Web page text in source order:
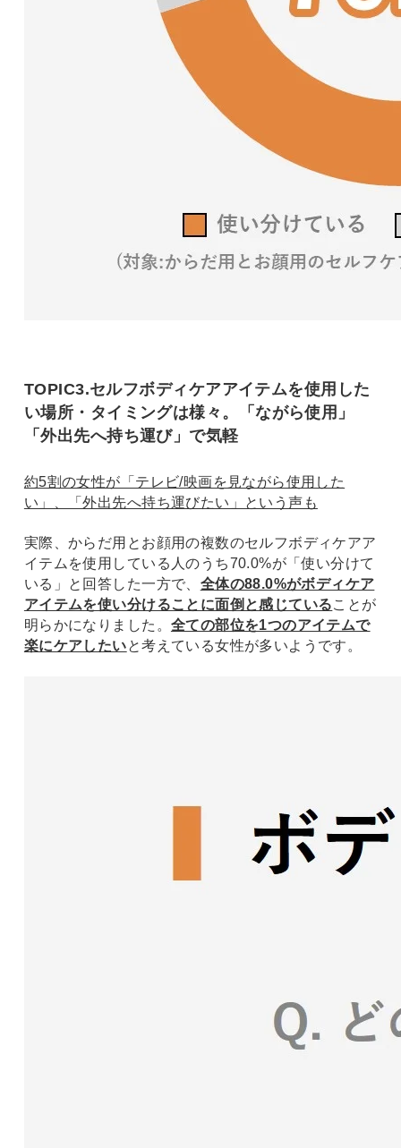
TOPIC3.セルフボディケアアイテムを使用した
い場所・タイミングは様々。「ながら使用」
「外出先へ持ち運び」で気軽
約5割の女性が「テレビ/映画を見ながら使用した
い」、「外出先へ持ち運びたい」という声も
実際、からだ用とお顔用の複数のセルフボディケアア
イテムを使用している人のうち70.0%が「使い分けて
いる」と回答した一方で、 全体の88.0%がボディケア
アイテムを使い分けることに面倒と感じていることが
明らかになりました。 全ての部位を1つのアイテムで
楽にケアしたいと考えている女性が多いようです。